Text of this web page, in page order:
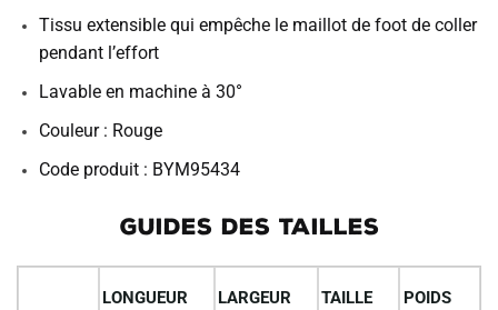
Tissu extensible qui empêche le maillot de foot de coller
pendant l’effort
Lavable en machine à 30°
Couleur : Rouge
Code produit : BYM95434
GUIDES DES TAILLES
LONGUEUR LARGEUR TAILLE POIDS